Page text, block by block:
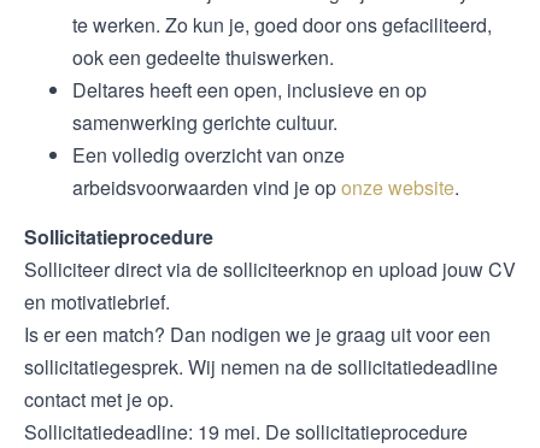
te werken. Zo kun je, goed door ons gefaciliteerd,
ook een gedeelte thuiswerken.
Deltares heeft een open, inclusieve en op
samenwerking gerichte cultuur.
Een volledig overzicht van onze
arbeidsvoorwaarden vind je oponze website.
Sollicitatieprocedure
Solliciteer direct via de solliciteerknop en upload jouw CV
en motivatiebrief.
Is er een match? Dan nodigen we je graag uit voor een
sollicitatiegesprek. Wij nemen na de sollicitatiedeadline
contact met je op.
Sollicitatiedeadline: 19 mei. De sollicitatieprocedure